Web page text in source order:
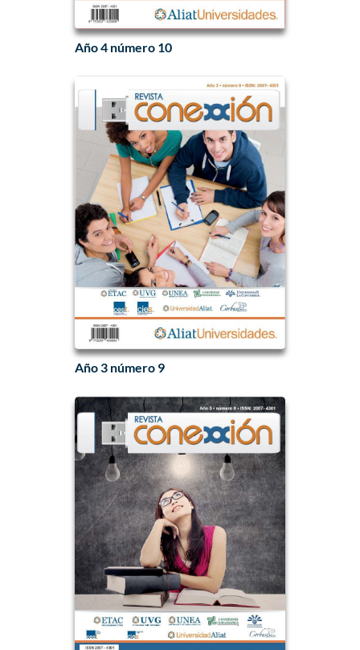
Año 4 número 10
Año 3 número 9